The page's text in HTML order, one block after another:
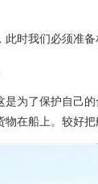
时我们必须准
为了保护自己
在船上。较好把